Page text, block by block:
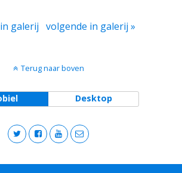
galerij volgende in galerij »
Terug naar boven
Desktop